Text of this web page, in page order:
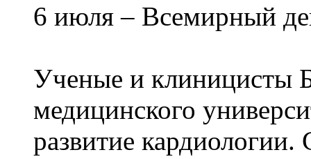
6 июля – Всемирный
Ученые и клиницисты
медицинского
развитие кардиологии.